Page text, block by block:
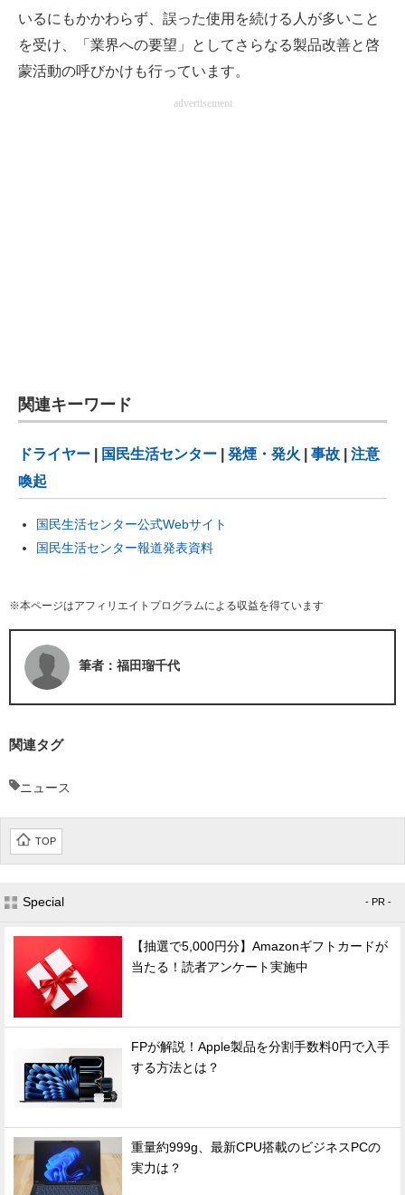
いるにもかかわらず、誤った使用を続ける人が多いこと
を受け、「業界への要望」としてさらなる製品改善と啓
蒙活動の呼びかけも行っています。
advertisement
関連キーワード
ドライヤー 国民生活センター 発煙・発火 事故
注意
喚起
国民生活センター公式Webサイト
国民生活センター報道発表資料
※本ページはアフィリエイトプログラムによる収益を得ています
筆者：福田瑠千代
関連タグ
ニュース
TOP
Special - PR -
【抽選で5,000円分】Amazonギフトカードが
当たる！読者アンケート実施中
FPが解説！Apple製品を分割手数料0円で入手
する方法とは？
重量約999g、最新CPU搭載のビジネスPCの
実力は？